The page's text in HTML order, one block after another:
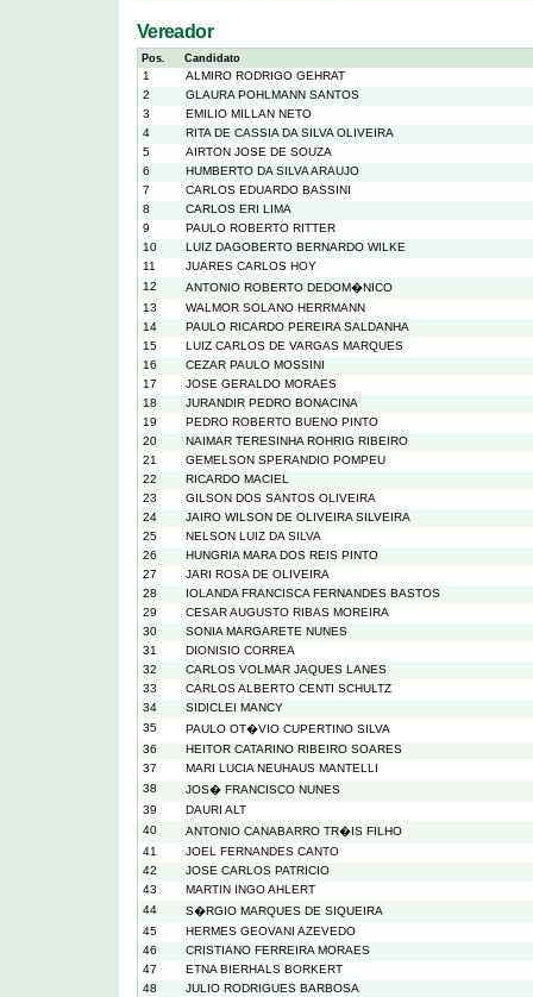
Vereador
Pos. Candidato
1
ALMIRO RODRIGO GEHRAT
2
GLAURA POHLMANN SANTOS
3
EMILIO MILLAN NETO
4
RITA DE CASSIA DA SILVA OLIVEIRA
5
AIRTON JOSE DE SOUZA
6
HUMBERTO DA SILVA ARAUJO
7
CARLOS EDUARDO BASSINI
8
CARLOS ERI LIMA
9
PAULO ROBERTO RITTER
10
LUIZ DAGOBERTO BERNARDO WILKE
11
JUARES CARLOS HOY
12
ANTONIO ROBERTO DEDOM�NICO
13
WALMOR SOLANO HERRMANN
14
PAULO RICARDO PEREIRA SALDANHA
15
LUIZ CARLOS DE VARGAS MARQUES
16
CEZAR PAULO MOSSINI
17
JOSE GERALDO MORAES
18
JURANDIR PEDRO BONACINA
19
PEDRO ROBERTO BUENO PINTO
20
NAIMAR TERESINHA ROHRIG RIBEIRO
21
GEMELSON SPERANDIO POMPEU
22
RICARDO MACIEL
23
GILSON DOS SANTOS OLIVEIRA
24
JAIRO WILSON DE OLIVEIRA SILVEIRA
25
NELSON LUIZ DA SILVA
26
HUNGRIA MARA DOS REIS PINTO
27
JARI ROSA DE OLIVEIRA
28
IOLANDA FRANCISCA FERNANDES BASTOS
29
CESAR AUGUSTO RIBAS MOREIRA
30
SONIA MARGARETE NUNES
31
DIONISIO CORREA
32
CARLOS VOLMAR JAQUES LANES
33
CARLOS ALBERTO CENTI SCHULTZ
34
SIDICLEI MANCY
35
PAULO OT�VIO CUPERTINO SILVA
36
HEITOR CATARINO RIBEIRO SOARES
37
MARI LUCIA NEUHAUS MANTELLI
38
JOS� FRANCISCO NUNES
39
DAURI ALT
40
ANTONIO CANABARRO TR�IS FILHO
41
JOEL FERNANDES CANTO
42
JOSE CARLOS PATRICIO
43
MARTIN INGO AHLERT
44
S�RGIO MARQUES DE SIQUEIRA
45
HERMES GEOVANI AZEVEDO
46
CRISTIANO FERREIRA MORAES
47
ETNA BIERHALS BORKERT
48
JULIO RODRIGUES BARBOSA